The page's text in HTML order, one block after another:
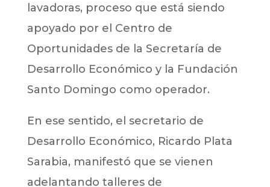
lavadoras, proceso que está siendo
apoyado por el Centro de
Oportunidades de la Secretaría de
Desarrollo Económico y la Fundación
Santo Domingo como operador.
En ese sentido, el secretario de
Desarrollo Económico, Ricardo Plata
Sarabia, manifestó que se vienen
adelantando talleres de